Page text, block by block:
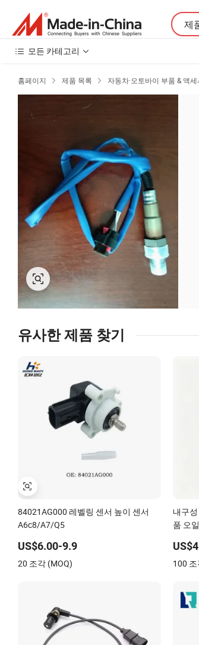
제
모든 카테고리
홈페이지  제품 목록  자동차·오토바이 부품 & 액세
유사한 제품 찾기
84021AG000 레벨링 센서 높이 센서
A6c8/A7/Q5
US$6.00-9.9
20 조각 (MOQ)
내구
품 오
100